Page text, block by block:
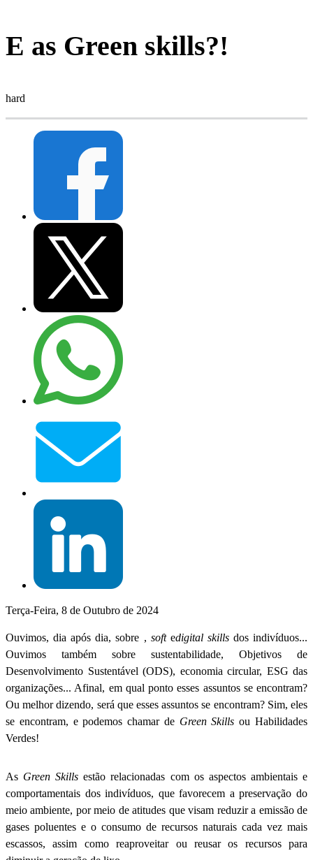
E as Green skills?!
hard
Terça-Feira, 8 de Outubro de 2024
Ouvimos, dia após dia, sobre , soft edigital skills dos indivíduos...
Ouvimos também sobre sustentabilidade, Objetivos de
Desenvolvimento Sustentável (ODS), economia circular, ESG das
organizações... Afinal, em qual ponto esses assuntos se encontram?
Ou melhor dizendo, será que esses assuntos se encontram? Sim, eles
se encontram, e podemos chamar de Green Skillsou Habilidades
Verdes!
As Green Skills estão relacionadas com os aspectos ambientais e
comportamentais dos indivíduos, que favorecem a preservação do
meio ambiente, por meio de atitudes que visam reduzir a emissão de
gases poluentes e o consumo de recursos naturais cada vez mais
escassos, assim como reaproveitar ou reusar os recursos para